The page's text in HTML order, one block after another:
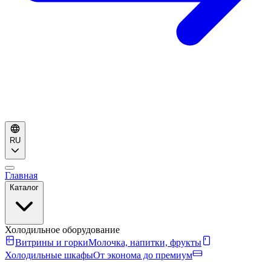
RU
Главная
Каталог
Холодильное оборудование
Витрины и горкиМолочка, напитки, фрукты
Холодильные шкафыОт эконома до премиум